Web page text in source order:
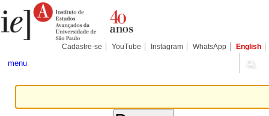
para
conteúdo.
Pessoais
Cadastre-se YouTube Instagram WhatsApp English
menu